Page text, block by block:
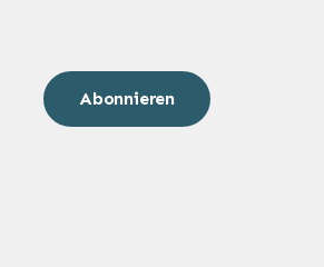
Abonnieren